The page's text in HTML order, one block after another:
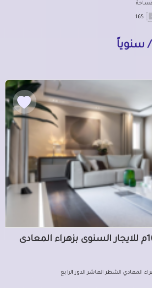
شقة سكنية 165م للايجار السنوى بزهراء المعادى
المعادي الشطر العاشر الدور الرابع